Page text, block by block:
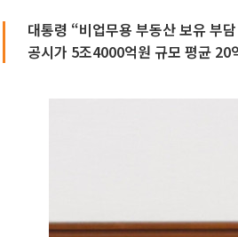
대통령 “비업무용 부동산 보유 부
공시가 5조4000억원 규모 평균